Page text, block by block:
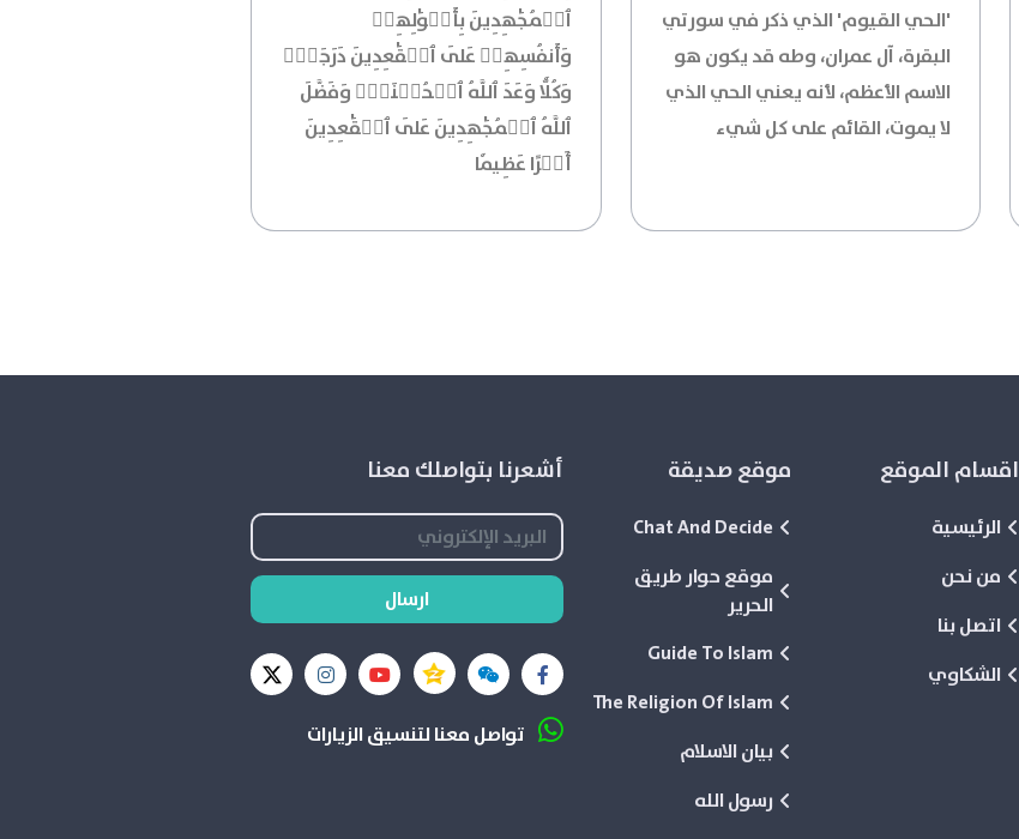
'الحي القيوم' الذي ذكر في سورتي
البقرة، آل عمران، وطه قد يكون هو
الاسم الأعظم، لأنه يعني الحي الذي
لا يموت، القائم على كل شيء
ٱلۡمُجَٰهِدِينَ بِأَمۡوَٰلِهِمۡ
وَأَنفُسِهِمۡ عَلَى ٱلۡقَٰعِدِينَ دَرَجَةٗۚ
وَكُلّٗا وَعَدَ ٱللَّهُ ٱلۡحُسۡنَىٰۚ وَفَضَّلَ
ٱللَّهُ ٱلۡمُجَٰهِدِينَ عَلَى ٱلۡقَٰعِدِينَ
أَجۡرًا عَظِيمٗا
اقسام الموقع
الرئيسية
من نحن
اتصل بنا
الشكاوي
موقع صديقة
Chat And Decide
موقع حوار طريق
الحرير
Guide To Islam
The Religion Of Islam
بيان الاسلام
رسول الله
أشعرنا بتواصلك معنا
ارسال
تواصل معنا لتنسيق الزيارات